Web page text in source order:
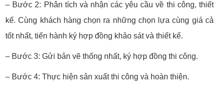
– Bước 2: Phân tích và nhận các yêu cầu về thi công, thiết
kế. Cùng khách hàng chọn ra những chọn lựa cùng giá cả
tốt nhất, tiến hành ký hợp đồng khảo sát và thiết kế.
– Bước 3: Gửi bản vẽ thống nhất, ký hợp đồng thi công.
– Bước 4: Thực hiện sản xuất thi công và hoàn thiện.